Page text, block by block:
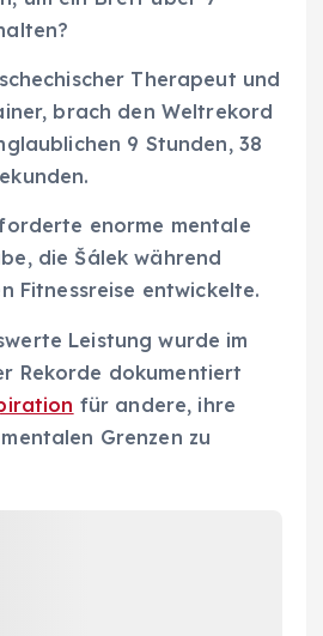
Therapeut und
brach den Weltrekord
9 Stunden, 38
enorme mentale
die Šálek während
Fitnessreise entwickelte.
Leistung wurde im
Rekorde dokumentiert
für andere, ihre
Grenzen zu